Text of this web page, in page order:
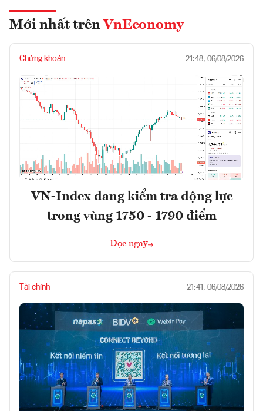
Mới nhất trên VnEconomy
Chứng khoán 21:48, 06/08/2026
VN-Index đang kiểm tra động lực
trong vùng 1750 - 1790 điểm
Đọc ngay
Tài chính 21:41, 06/08/2026